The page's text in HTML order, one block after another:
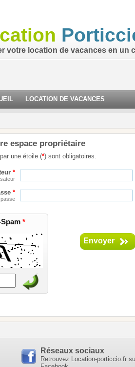
votre location de vacances en un
LOCATION DE VACANCES
espace propriétaire
une étoile (*) sont obligatoires.
*
*
*
Envoyer
Réseaux sociaux
Retrouvez Location-porticcio.fr